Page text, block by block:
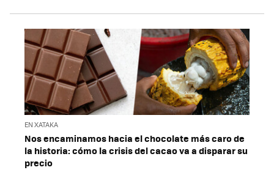
EN XATAKA
Nos encaminamos hacia el chocolate más caro de
la historia: cómo la crisis del cacao va a disparar su
precio